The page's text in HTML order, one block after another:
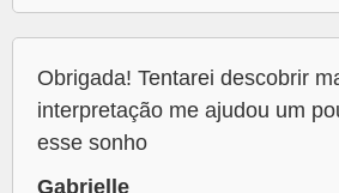
Obrigada! Tentarei descobrir
interpretação me ajudou um
esse sonho
Gabrielle